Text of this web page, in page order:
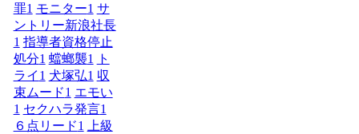
罪1 モニター1 サ
ントリー新浪社長
1 指導者資格停止
処分1 蟷螂襲1
ト
ライ 1 犬塚弘1 収
束ムード1 エモい
1 セクハラ発言1
６点リード1
上級